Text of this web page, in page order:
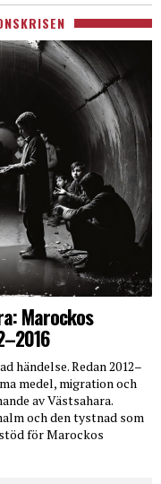
Marockos
händelse. Redan 2012–
medel, migration och
av Västsahara.
och den tystnad som
för Marockos